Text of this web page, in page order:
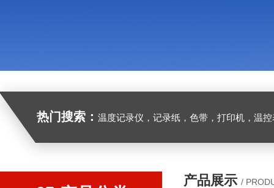
热门搜索： 温度记录仪，记录纸，色带，打印机，温控表
产品展示 /